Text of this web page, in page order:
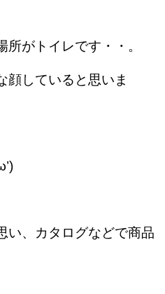
がトイレです・・。
顔していると思いま
い、カタログなどで商品